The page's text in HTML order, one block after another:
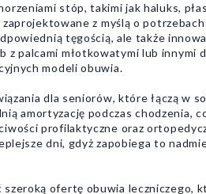
stóp, takimi jak haluks,
zaprojektowane z myślą o
tęgością, ale także
palcami młotkowatymi lub innymi
modeli obuwia.
dla seniorów, które łączą w
amortyzację podczas chodzenia,
profilaktyczne oraz
dni, gdyż zapobiega to
ofertę obuwia leczniczego,